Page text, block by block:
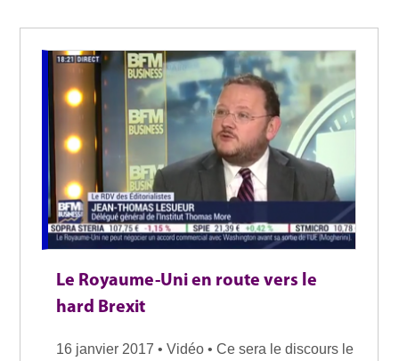
Le Royaume-Uni en route vers le
hard Brexit
16 janvier 2017 • Vidéo • Ce sera le discours le